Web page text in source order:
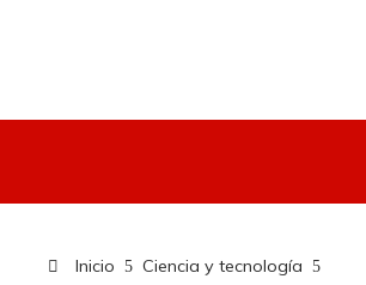
Inicio
Ciencia y tecnología